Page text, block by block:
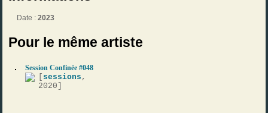
Date :2023
Pour le même artiste
Session Confinée #048
sessions ,
2020]